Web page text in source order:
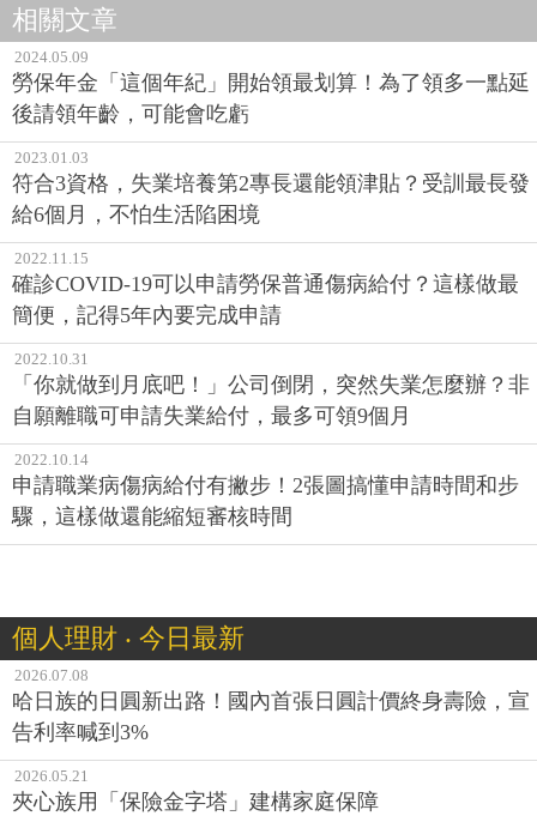
相關文章
2024.05.09
勞保年金「這個年紀」開始領最划算！為了領多一點延
後請領年齡，可能會吃虧
2023.01.03
符合3資格，失業培養第2專長還能領津貼？受訓最長發
給6個月，不怕生活陷困境
2022.11.15
確診COVID-19可以申請勞保普通傷病給付？這樣做最
簡便，記得5年內要完成申請
2022.10.31
「你就做到月底吧！」公司倒閉，突然失業怎麼辦？非
自願離職可申請失業給付，最多可領9個月
2022.10.14
申請職業病傷病給付有撇步！2張圖搞懂申請時間和步
驟，這樣做還能縮短審核時間
個人理財 ‧ 今日最新
2026.07.08
哈日族的日圓新出路！國內首張日圓計價終身壽險，宣
告利率喊到3%
2026.05.21
夾心族用「保險金字塔」建構家庭保障